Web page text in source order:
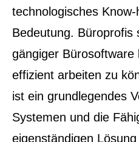
technologisches
Bedeutung. Büroprofis
gängiger
effizient arbeiten zu
ist ein grundlegendes
Systemen und die
eigenständigen